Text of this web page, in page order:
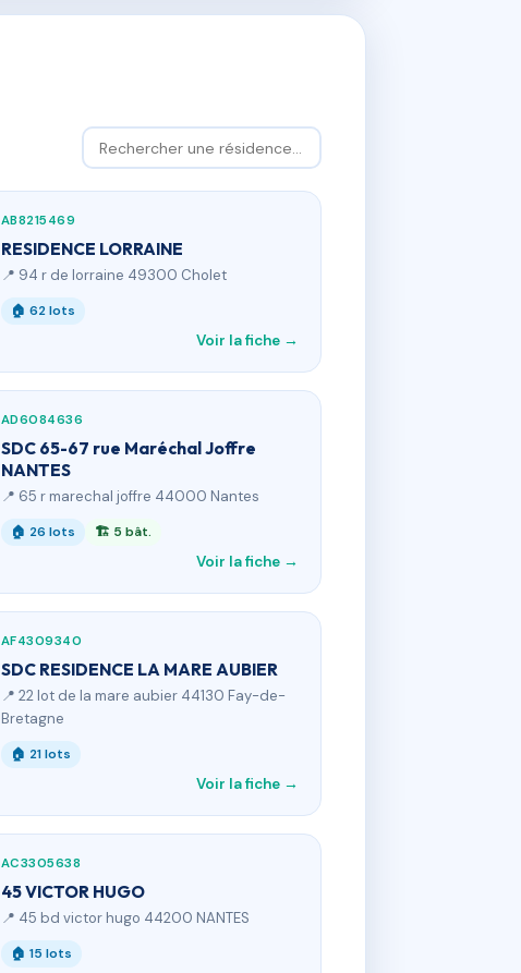
AB8215469
RESIDENCE LORRAINE
📍 94 r de lorraine 49300 Cholet
🏠 62 lots
Voir la fiche →
AD6084636
SDC 65-67 rue Maréchal Joffre
NANTES
📍 65 r marechal joffre 44000 Nantes
🏠 26 lots 🏗 5 bât.
Voir la fiche →
AF4309340
SDC RESIDENCE LA MARE AUBIER
📍 22 lot de la mare aubier 44130 Fay-de-
Bretagne
🏠 21 lots
Voir la fiche →
AC3305638
45 VICTOR HUGO
📍 45 bd victor hugo 44200 NANTES
🏠 15 lots